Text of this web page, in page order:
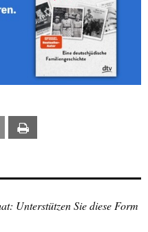
Email
Unterstützen Sie diese Form